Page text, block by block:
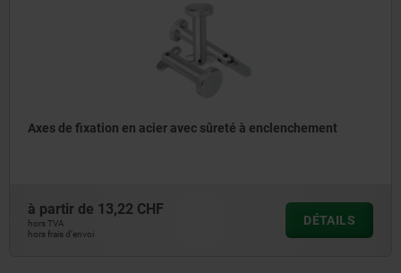
Axes de fixation en acier avec sûreté à enclenchement
à partir de 13,22 CHF
hors TVA
hors frais d’envoi
DÉTAILS